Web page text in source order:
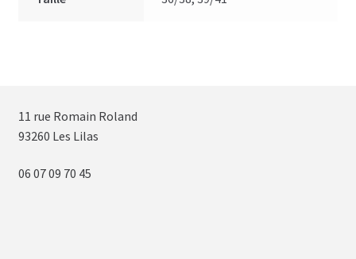
11 rue Romain Roland
93260 Les Lilas
06 07 09 70 45